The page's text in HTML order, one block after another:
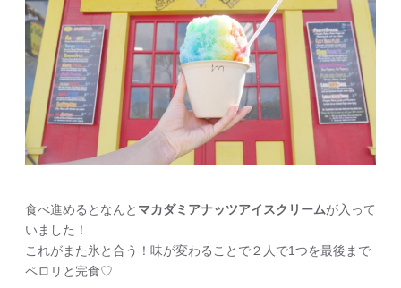
食べ進めるとなんと マカダミアナッツアイスクリームが入って
いました！
これがまた氷と合う！味が変わることで２人で1つを最後まで
ペロリと完食♡